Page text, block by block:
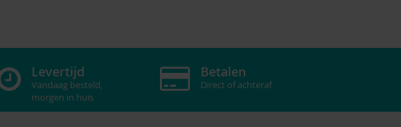
Levertijd
Vandaag besteld,
morgen in huis
Betalen
Direct of achteraf